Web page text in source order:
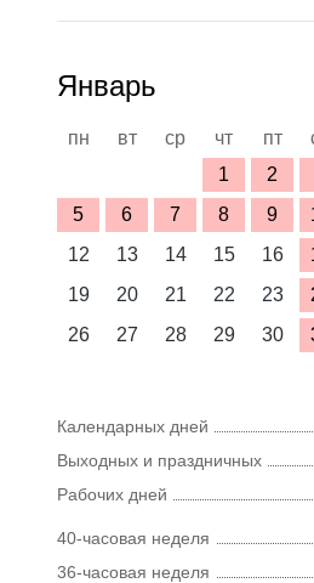
Январь
пн вт ср чт пт
1
2
5
6 7 8 9
12
13 14 15 16
19
20 21 22 23
26
27 28 29 30
Календарных дней
Выходных и праздничных
Рабочих дней
40-часовая неделя
36-часовая неделя